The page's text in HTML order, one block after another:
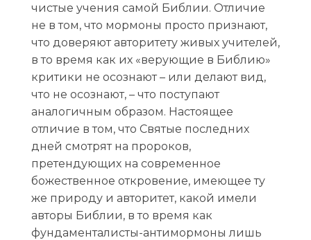
чистые учения самой Библии. Отличие
не в том, что мормоны просто признают,
что доверяют авторитету живых учителей,
в то время как их «верующие в Библию»
критики не осознают – или делают вид,
что не осознают, – что поступают
аналогичным образом. Настоящее
отличие в том, что Святые последних
дней смотрят на пророков,
претендующих на современное
божественное откровение, имеющее ту
же природу и авторитет, какой имели
авторы Библии, в то время как
фундаменталисты-антимормоны лишь